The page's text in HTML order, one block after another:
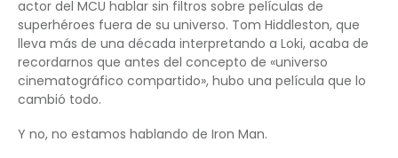
actor del MCU hablar sin filtros sobre películas de
superhéroes fuera de su universo. Tom Hiddleston, que
lleva más de una década interpretando a Loki, acaba de
recordarnos que antes del concepto de «universo
cinematográfico compartido», hubo una película que lo
cambió todo.
Y no, no estamos hablando de Iron Man.